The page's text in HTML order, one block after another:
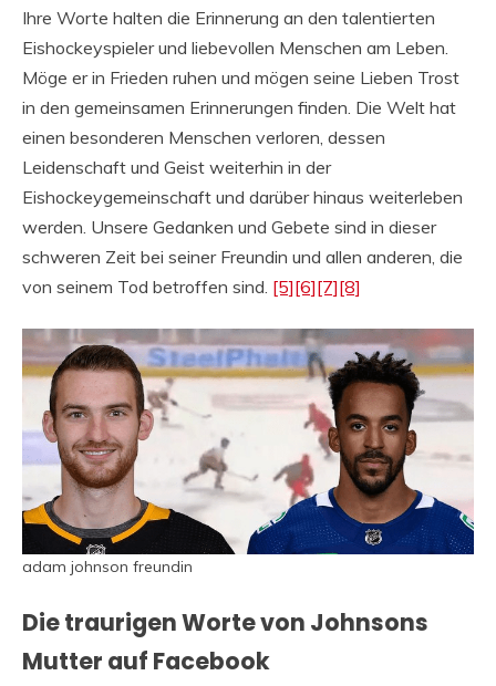
Ihre Worte halten die Erinnerung an den talentierten
Eishockeyspieler und liebevollen Menschen am Leben.
Möge er in Frieden ruhen und mögen seine Lieben Trost
in den gemeinsamen Erinnerungen finden. Die Welt hat
einen besonderen Menschen verloren, dessen
Leidenschaft und Geist weiterhin in der
Eishockeygemeinschaft und darüber hinaus weiterleben
werden. Unsere Gedanken und Gebete sind in dieser
schweren Zeit bei seiner Freundin und allen anderen, die
von seinem Tod betroffen sind. [5][6][7][8]
adam johnson freundin
Die traurigen Worte von Johnsons
Mutter auf Facebook